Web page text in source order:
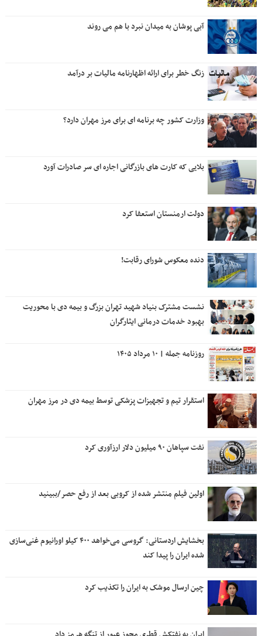
آبی پوشان به میدان نبرد با هم می روند
زنگ خطر برای ارائه اظهارنامه مالیات بر درآمد
وزارت کشور چه برنامه ای برای مرز مهران دارد؟
بلایی که کارت های بازرگانی اجاره ای سر صادرات آورد
دولت ارمنستان استعفا کرد
دنده معکوس شورای رقابت!
نشست مشترک بنیاد شهید تهران بزرگ و بیمه دی با محوریت
بهبود خدمات درمانی ایثارگران
روزنامه جمله | ۱۰ مرداد ۱۴۰۵
استقرار تیم و تجهیزات پزشکی توسط بیمه دی در مرز مهران
نفت سپاهان ۹۰ میلیون دلار ارزآوری کرد
اولین فیلم منتشر شده از کروبی بعد از رفع حصر/ببینید
بخشایش اردستانی: گروسی می‌خواهد ۴۰۰ کیلو اورانیوم غنی‌سازی
شده ایران را پیدا کند
چین ارسال موشک به ایران را تکذیب کرد